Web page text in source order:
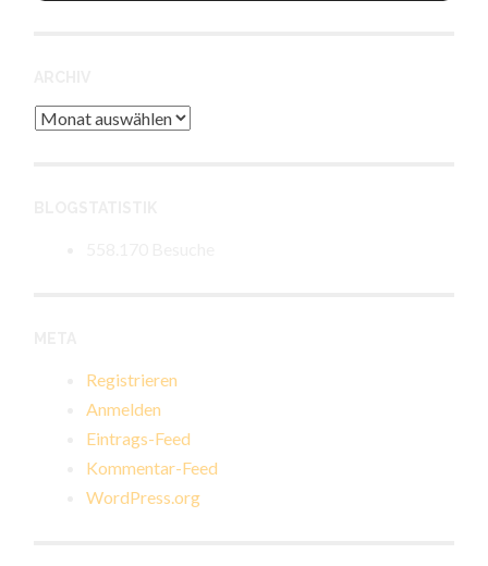
Archiv
Registrieren
Anmelden
Eintrags-Feed
Kommentar-Feed
WordPress.org